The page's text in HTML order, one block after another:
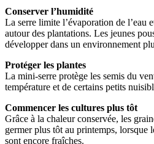
Conserver l’humidité
La serre limite l’évaporation de l’eau
autour des plantations. Les jeunes
développer dans un environnement
Protéger les plantes
La mini-serre protège les semis du
température et de certains petits
Commencer les cultures plus tôt
Grâce à la chaleur conservée, les
germer plus tôt au printemps, lorsque
sont encore fraîches.